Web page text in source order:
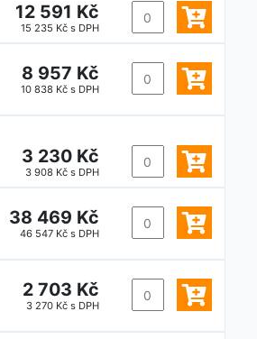
12 591 Kč
15 235 Kč s DPH
8 957 Kč
10 838 Kč s DPH
3 230 Kč
3 908 Kč s DPH
38 469 Kč
46 547 Kč s DPH
2 703 Kč
3 270 Kč s DPH